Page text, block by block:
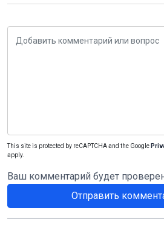
This site is protected by reCAPTCHA and the Google
apply.
Ваш комментарий будет
Отправить